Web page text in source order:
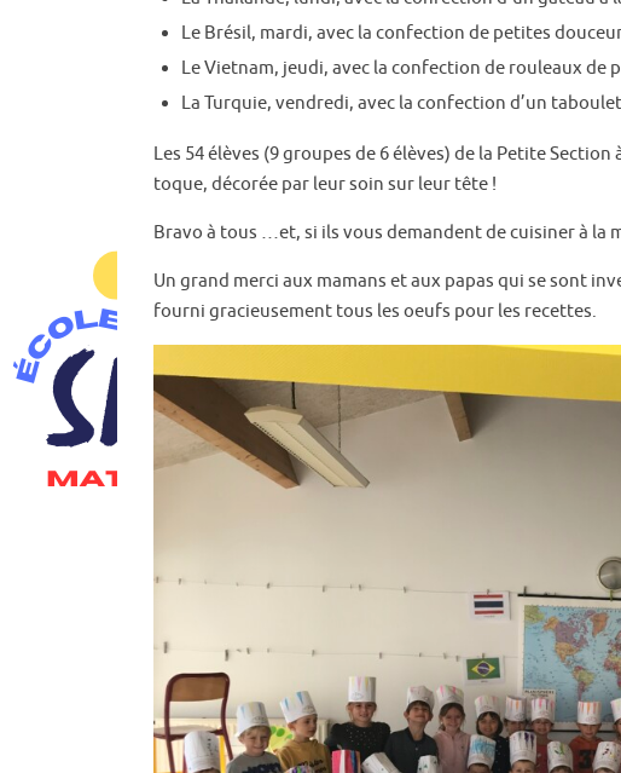
Le Brésil, mardi, avec la confection de petites
Le Vietnam, jeudi, avec la confection de rouleaux
La Turquie, vendredi, avec la confection d’un
Les 54 élèves (9 groupes de 6 élèves) de la Petite
toque, décorée par leur soin sur leur tête !
Bravo à tous …et, si ils vous demandent de cuisiner à la
Un grand merci aux mamans et aux papas qui se sont
fourni gracieusement tous les oeufs pour les recettes.